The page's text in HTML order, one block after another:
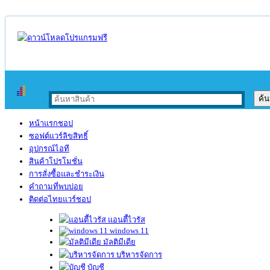
หน้าแรกชอป
ซอฟต์แวร์ลิขสิทธิ์
อุปกรณ์ไอที
สินค้าโปรโมชั่น
การสั่งซื้อและชำระเงิน
คำถามที่พบบ่อย
ติดต่อไทยแวร์ชอป
แอนตี้ไวรัส
windows 11
มัลติมีเดีย
บริหารจัดการ
บัญชี